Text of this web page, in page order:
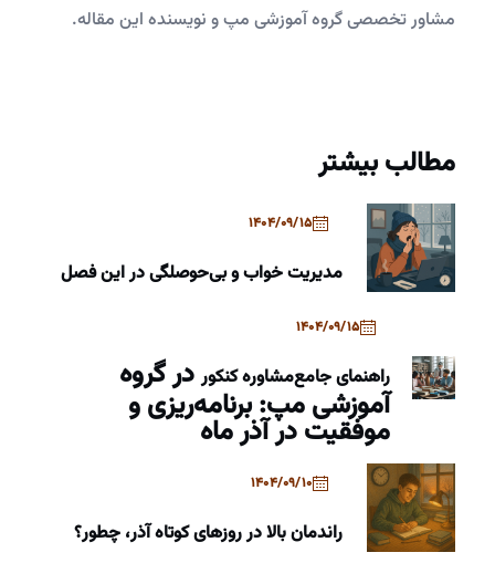
مشاور تخصصی گروه آموزشی مپ و نویسنده این مقاله.
مطالب بیشتر
1404/09/15
مدیریت خواب و بی‌حوصلگی در این فصل
1404/09/15
راهنمای جامعمشاوره کنکوردر گروه
آموزشی مپ: برنامه‌ریزی و
موفقیت در آذر ماه
1404/09/10
راندمان بالا در روزهای کوتاه آذر، چطور؟